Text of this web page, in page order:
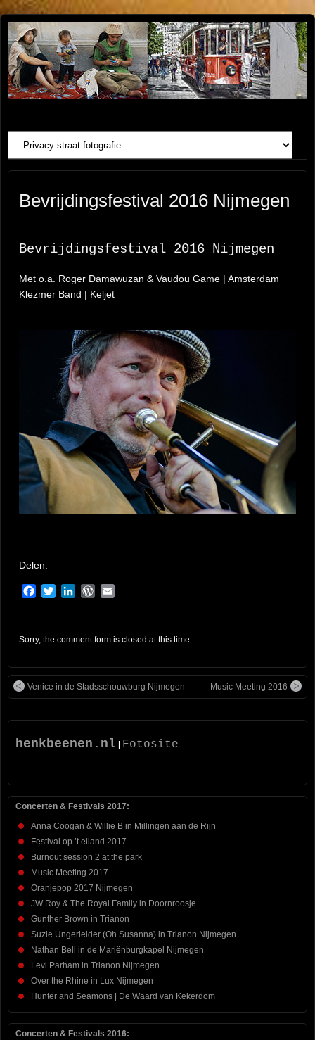
Henk
Beenen
FOTOSITE: CONCERT, STRAAT, SERIE, PEOPLE, REIS
FOTOGRAFIE
Bevrijdingsfestival 2016 Nijmegen
Bevrijdingsfestival 2016 Nijmegen
Met o.a. Roger Damawuzan & Vaudou Game | Amsterdam
Klezmer Band | Keljet
Delen:
Facebook
TwitterLinkedInWordPress
Sorry, the comment form is closed at this time.
Venice in de Stadsschouwburg Nijmegen Music Meeting 2016
henkbeenen.nl Fotosite
Concerten & Festivals 2017:
Anna Coogan & Willie B in Millingen aan de Rijn
Festival op ’t eiland 2017
Burnout session 2 at the park
Music Meeting 2017
Oranjepop 2017 Nijmegen
JW Roy & The Royal Family in Doornroosje
Gunther Brown in Trianon
Suzie Ungerleider (Oh Susanna) in Trianon Nijmegen
Nathan Bell in de Mariënburgkapel Nijmegen
Levi Parham in Trianon Nijmegen
Over the Rhine in Lux Nijmegen
Hunter and Seamons | De Waard van Kekerdom
Concerten & Festivals 2016: